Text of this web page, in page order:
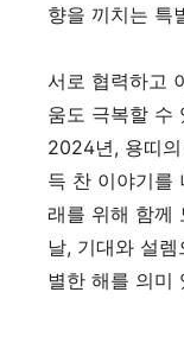
향을 끼치는 특
서로 협력하고
움도 극복할 수
2024년, 용띠
득 찬 이야기를
래를 위해 함께
날, 기대와 설
별한 해를 의미